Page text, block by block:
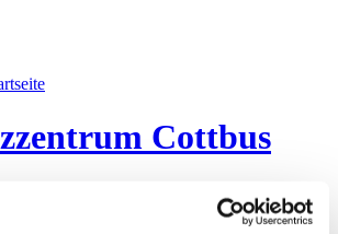
Cottbus